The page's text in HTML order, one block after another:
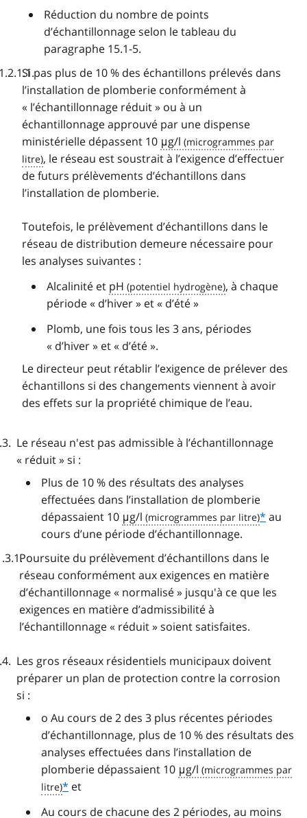
Réduction du nombre de points
d’échantillonnage selon le tableau du
paragraphe 15.1-5.
Si pas plus de 10 % des échantillons prélevés dans
l’installation de plomberie conformément à
« l’échantillonnage réduit » ou à un
échantillonnage approuvé par une dispense
ministérielle dépassent 10 μg/l
, le réseau est soustrait à l’exigence d’effectuer
de futurs prélèvements d’échantillons dans
l’installation de plomberie.
Toutefois, le prélèvement d’échantillons dans le
réseau de distribution demeure nécessaire pour
les analyses suivantes :
Alcalinité et pH
, à chaque
période « d’hiver » et « d’été »
Plomb, une fois tous les 3 ans, périodes
« d’hiver » et « d’été ».
Le directeur peut rétablir l’exigence de prélever des
échantillons si des changements viennent à avoir
des effets sur la propriété chimique de l’eau.
Le réseau n'est pas admissible à l’échantillonnage
« réduit » si :
Plus de 10 % des résultats des analyses
effectuées dans l’installation de plomberie
dépassaient 10 μg/l * au
cours d’une période d’échantillonnage.
Poursuite du prélèvement d’échantillons dans le
réseau conformément aux exigences en matière
d’échantillonnage « normalisé » jusqu'à ce que les
exigences en matière d’admissibilité à
l’échantillonnage « réduit » soient satisfaites.
Les gros réseaux résidentiels municipaux doivent
préparer un plan de protection contre la corrosion
si :
o Au cours de 2 des 3 plus récentes périodes
d’échantillonnage, plus de 10 % des résultats des
analyses effectuées dans l’installation de
plomberie dépassaient 10 μg/l
* et
Au cours de chacune des 2 périodes, au moins